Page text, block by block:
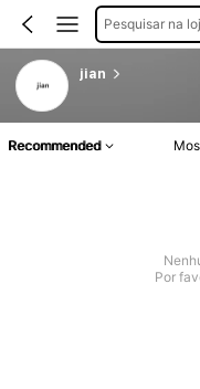
Pesquisar na
jian
Recommended
Por